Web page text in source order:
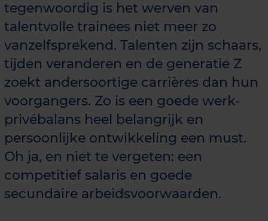
tegenwoordig is het werven van
talentvolle trainees niet meer zo
vanzelfsprekend. Talenten zijn schaars,
tijden veranderen en de generatie Z
zoekt andersoortige carrières dan hun
voorgangers. Zo is een goede werk-
privébalans heel belangrijk en
persoonlijke ontwikkeling een must.
Oh ja, en niet te vergeten: een
competitief salaris en goede
secundaire arbeidsvoorwaarden.